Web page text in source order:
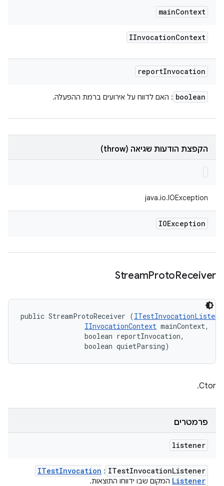
mainContext
IInvocationContext
reportInvocation
boolean : האם לדווח על אירועים ברמת ההפעלה.
הקפצת הודעות שגיאה (throw)
java.io.IOException
IOException
StreamProtoReceiver
public StreamProtoReceiver (
IInvocationContext mainContext,
                boolean reportInvocation,
                boolean quietParsing)
Ctor.
פרמטרים
listener
ITestInvocationListener
:
ITestInvocation
Listener המקום שבו ידווחו התוצאות.